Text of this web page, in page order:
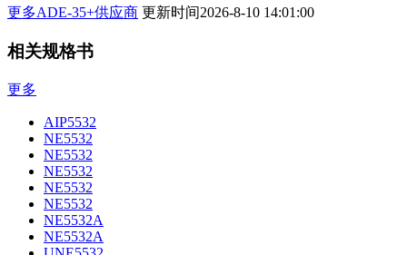
更多ADE-35+供应商 更新时间2026-8-10 14:01:00
相关规格书
更多
AIP5532
NE5532
NE5532
NE5532
NE5532
NE5532
NE5532A
NE5532A